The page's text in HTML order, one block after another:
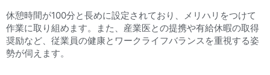
休憩時間が100分と長めに設定されており、メリハリをつけて
作業に取り組めます。また、産業医との提携や有給休暇の取得
奨励など、従業員の健康とワークライフバランスを重視する姿
勢が伺えます。